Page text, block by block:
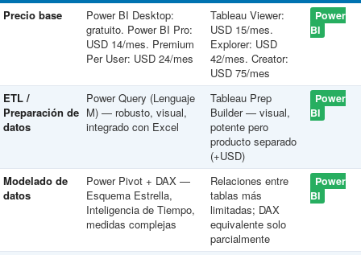
Precio base
Power BI Desktop:
gratuito. Power BI Pro:
USD 14/mes. Premium
Per User: USD 24/mes
Tableau Viewer:
USD 15/mes.
Explorer: USD
42/mes. Creator:
USD 75/mes
Power
BI
ETL /
Preparación de
datos
Power Query (Lenguaje
M) — robusto, visual,
integrado con Excel
Tableau Prep
Builder — visual,
potente pero
producto separado
(+USD)
Power
BI
Modelado de
datos
Power Pivot + DAX —
Esquema Estrella,
Inteligencia de Tiempo,
medidas complejas
Relaciones entre
tablas más
limitadas; DAX
equivalente solo
parcialmente
Power
BI